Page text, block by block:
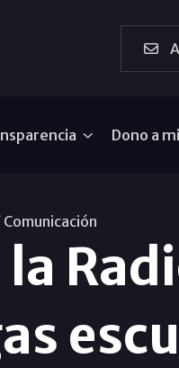
Dono a
Comunicación
la